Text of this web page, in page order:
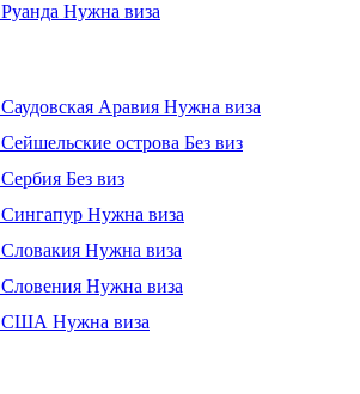
Руанда Нужна виза
Саудовская Аравия Нужна виза
Сейшельские острова Без виз
Сербия Без виз
Сингапур Нужна виза
Словакия Нужна виза
Словения Нужна виза
США Нужна виза